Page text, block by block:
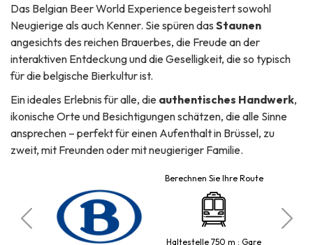
Das Belgian Beer World Experience begeistert sowohl
Neugierige als auch Kenner. Sie spüren das Staunen
angesichts des reichen Brauerbes, die Freude an der
interaktiven Entdeckung und die Geselligkeit, die so typisch
für die belgische Bierkultur ist.
Ein ideales Erlebnis für alle, die authentisches Handwerk,
ikonische Orte und Besichtigungen schätzen, die alle Sinne
ansprechen – perfekt für einen Aufenthalt in Brüssel, zu
zweit, mit Freunden oder mit neugieriger Familie.
Berechnen Sie Ihre Route
Haltestelle 750 m : Gare